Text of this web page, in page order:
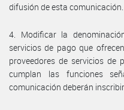
difusión de esta comunicación.
4. Modificar la
servicios de pago que
proveedores de servicios de
cumplan las funciones
comunicación deberán